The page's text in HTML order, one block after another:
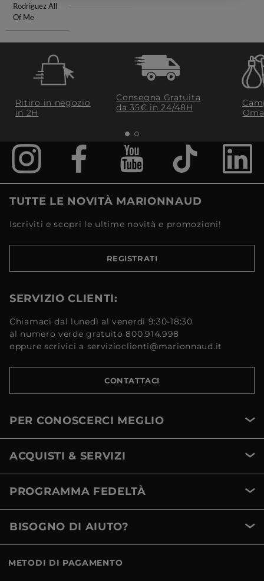
Rodriguez All
Of Me
Ritiro in negozio
in 2H
Consegna Gratuita
da 35€​ in 24/48H
TUTTE LE NOVITÀ MARIONNAUD
Iscriviti e scopri le ultime novità e promozioni!
REGISTRATI
SERVIZIO CLIENTI:
Chiamaci dal lunedì al venerdì 9:30-18:30
al numero verde gratuito 800.914.998
oppure scrivici a servizioclienti@marionnaud.it
CONTATTACI
PER CONOSCERCI MEGLIO
ACQUISTI & SERVIZI
PROGRAMMA FEDELTÀ
BISOGNO DI AIUTO?
METODI DI PAGAMENTO